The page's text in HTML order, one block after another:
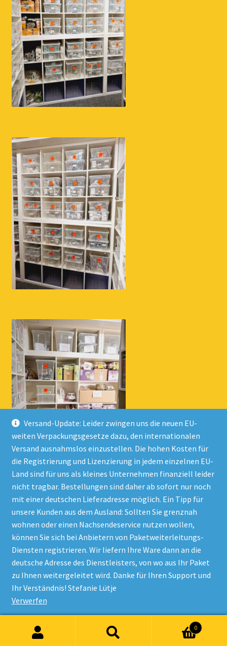
Versand-Update: Leider zwingen uns die neuen EU-
weiten Verpackungsgesetze dazu, den internationalen
Versand ausnahmslos einzustellen. Die hohen Kosten für
die Registrierung und Lizenzierung in jedem einzelnen EU-
Land sind für uns als kleines Unternehmen finanziell leider
nicht tragbar. Bestellungen sind daher ab sofort nur noch
mit einer deutschen Lieferadresse möglich. Ein Tipp für
unsere Kunden aus dem Ausland: Sollten Sie grenznah
wohnen oder einen Nachsendeservice nutzen wollen,
können Sie sich bei Anbietern von Paketweiterleitungs-
Diensten registrieren. Wir liefern Ihre Ware dann an die
deutsche Adresse des Dienstleisters, von wo aus Ihr Paket
zu Ihnen weitergeleitet wird. Danke für Ihren Support und
Ihr Verständnis! Stefanie Lütje
Verwerfen
© Onlineshop Kinderlino 2026
Datenschutzerklärung
Erstellt mit WooCommerce.
Vertrag widerrufen
Alle Preise inkl. der gesetzlichen MwSt.
0